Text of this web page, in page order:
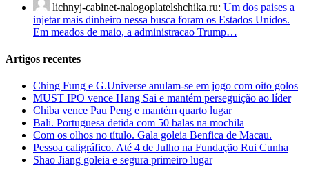
lichnyj-cabinet-nalogoplatelshchika.ru: Um dos paises a
injetar mais dinheiro nessa busca foram os Estados Unidos.
Em meados de maio, a administracao Trump…
Artigos recentes
Ching Fung e G.Universe anulam-se em jogo com oito golos
MUST IPO vence Hang Sai e mantém perseguição ao líder
Chiba vence Pau Peng e mantém quarto lugar
Bali. Portuguesa detida com 50 balas na mochila
Com os olhos no título. Gala goleia Benfica de Macau.
Pessoa caligráfico. Até 4 de Julho na Fundação Rui Cunha
Shao Jiang goleia e segura primeiro lugar